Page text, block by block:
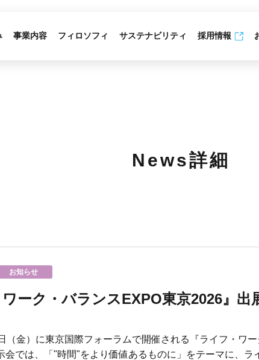
事業内容 フィロソフィ サステナビリティ 採用情報
News詳細
お知らせ
ワーク・バランスEXPO東京2026』出
（金）に東京国際フォーラムで開催される『ライフ・ワ
会では、「 "時間"をより価値あるものに」をテーマに、